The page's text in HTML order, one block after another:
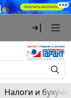
Налоги и